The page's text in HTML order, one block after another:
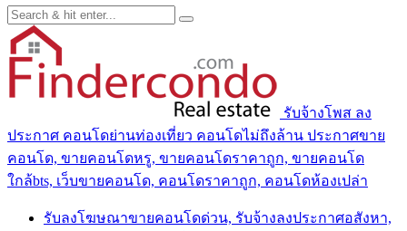
รับจ้างโพส ลง
ประกาศ คอนโดย่านท่องเที่ยว คอนโดไม่ถึงล้าน ประกาศขาย
คอนโด, ขายคอนโดหรู, ขายคอนโดราคาถูก, ขายคอนโด
ใกล้bts, เว็บขายคอนโด, คอนโดราคาถูก, คอนโดห้องเปล่า
รับลงโฆษณาขายคอนโดด่วน, รับจ้างลงประกาศอสังหา,